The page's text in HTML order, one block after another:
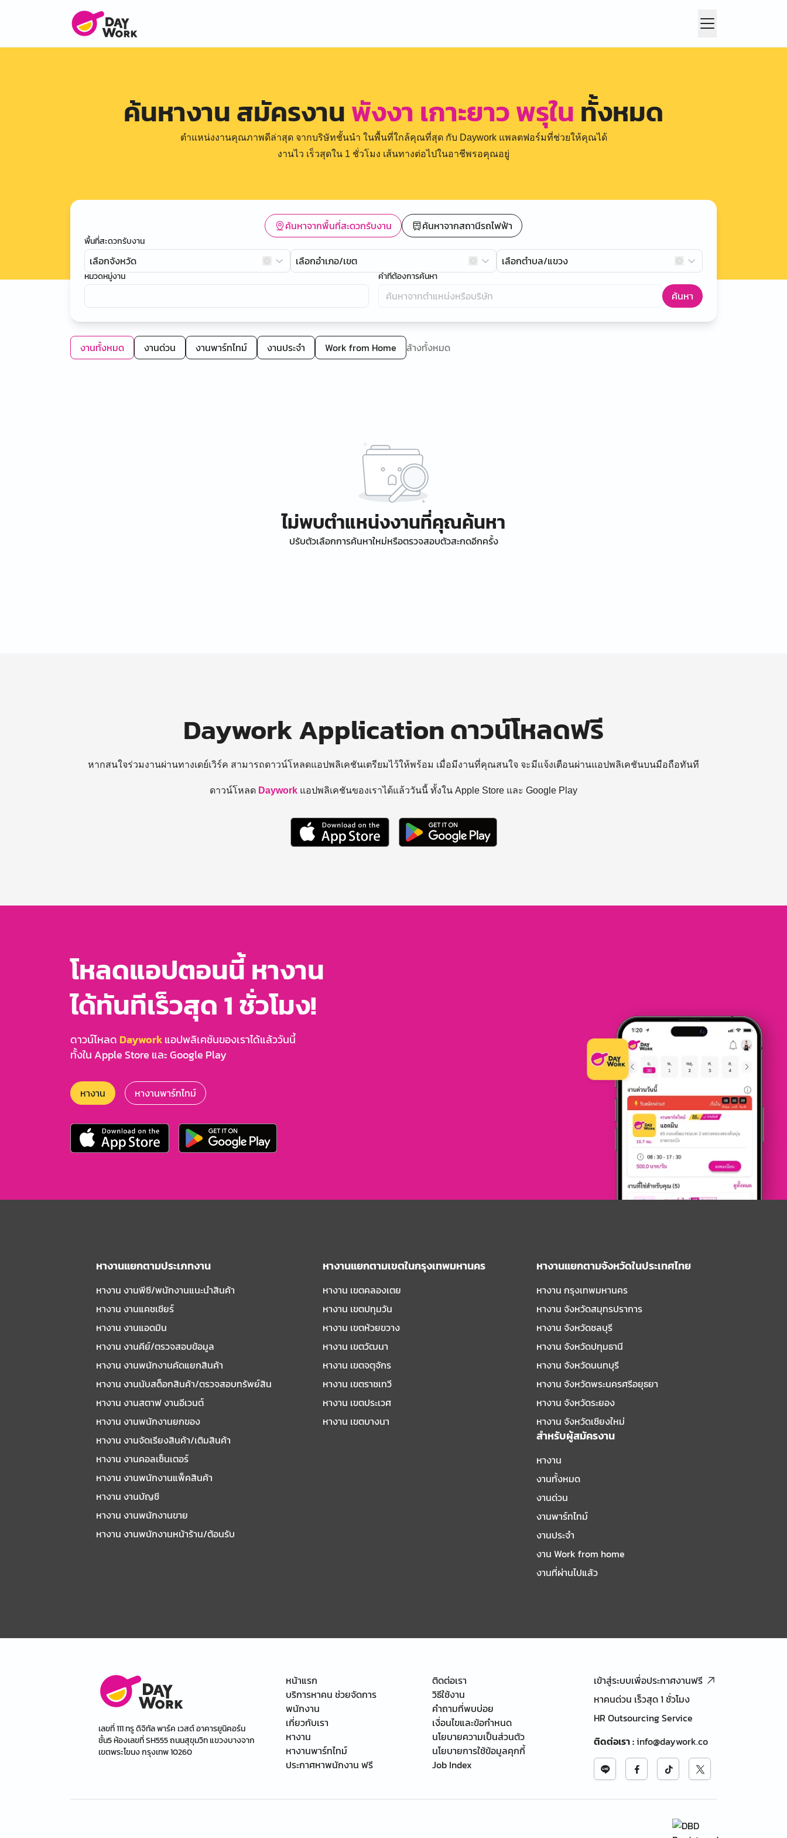
ค้นหางาน สมัครงานพังงา เกาะยาว พรุใน ทั้งหมด
ตำแหน่งงานคุณภาพดีล่าสุด จากบริษัทชั้นนำ ในพื้นที่ใกล้คุณที่สุด กับ Daywork แพลตฟอร์มที่ช่วยให้คุณได้
งานไว เร็วสุดใน 1 ชั่วโมง เส้นทางต่อไปในอาชีพรอคุณอยู่
ค้นหาจากพื้นที่สะดวกรับงาน ค้นหาจากสถานีรถไฟฟ้า
พื้นที่สะดวกรับงาน
เลือกจังหวัด เลือกอำเภอ/เขต เลือกตำบล/แขวง
หมวดหมู่งาน คำที่ต้องการค้นหา
ค้นหา
งานทั้งหมด งานด่วน งานพาร์ทไทม์ งานประจำ Work from Home ล้างทั้งหมด
ไม่พบตำแหน่งงานที่คุณค้นหา
ปรับตัวเลือกการค้นหาใหม่หรือตรวจสอบตัวสะกดอีกครั้ง
Daywork Application ดาวน์โหลดฟรี
หากสนใจร่วมงานผ่านทางเดย์เวิร์ค สามารถดาวน์โหลดแอปพลิเคชันเตรียมไว้ให้พร้อม เมื่อมีงานที่คุณสนใจ จะมีแจ้งเตือนผ่านแอปพลิเคชันบนมือถือทันที
ดาวน์โหลด Daywork แอปพลิเคชันของเราได้แล้ววันนี้ ทั้งใน Apple Store และ Google Play
โหลดแอปตอนนี้ หางาน
ได้ทันทีเร็วสุด 1 ชั่วโมง!
ดาวน์โหลด Dayworkแอปพลิเคชันของเราได้แล้ววันนี้
ทั้งใน Apple Store และ Google Play
หางาน หางานพาร์ทไทม์
หางานแยกตามประเภทงาน
หางาน งานพีซี/พนักงานแนะนําสินค้า
หางาน งานแคชเชียร์
หางาน งานแอดมิน
หางาน งานคีย์/ตรวจสอบข้อมูล
หางาน งานพนักงานคัดแยกสินค้า
หางาน งานนับสต็อกสินค้า/ตรวจสอบทรัพย์สิน
หางาน งานสตาฟ งานอีเวนต์
หางาน งานพนักงานยกของ
หางาน งานจัดเรียงสินค้า/เติมสินค้า
หางาน งานคอลเซ็นเตอร์
หางาน งานพนักงานแพ็คสินค้า
หางาน งานบัญชี
หางาน งานพนักงานขาย
หางาน งานพนักงานหน้าร้าน/ต้อนรับ
หางานแยกตามเขตในกรุงเทพมหานคร
หางาน เขตคลองเตย
หางาน เขตปทุมวัน
หางาน เขตห้วยขวาง
หางาน เขตวัฒนา
หางาน เขตจตุจักร
หางาน เขตราชเทวี
หางาน เขตประเวศ
หางาน เขตบางนา
หางานแยกตามจังหวัดในประเทศไทย
หางาน กรุงเทพมหานคร
หางาน จังหวัดสมุทรปราการ
หางาน จังหวัดชลบุรี
หางาน จังหวัดปทุมธานี
หางาน จังหวัดนนทบุรี
หางาน จังหวัดพระนครศรีอยุธยา
หางาน จังหวัดระยอง
หางาน จังหวัดเชียงใหม่
สำหรับผู้สมัครงาน
หางาน
งานทั้งหมด
งานด่วน
งานพาร์ทไทม์
งานประจำ
งาน Work from home
งานที่ผ่านไปแล้ว
เลขที่ 111 ทรู ดิจิทัล พาร์ค เวสต์ อาคารยูนิคอร์น
ชั้น5 ห้องเลขที่ SH555 ถนนสุขุมวิท แขวงบางจาก
เขตพระโขนง กรุงเทพ 10260
หน้าแรก
บริการหาคน ช่วยจัดการ
พนักงาน
เกี่ยวกับเรา
หางาน
หางานพาร์ทไทม์
ประกาศหาพนักงาน ฟรี
ติดต่อเรา
วิธีใช้งาน
คำถามที่พบบ่อย
เงื่อนไขและข้อกำหนด
นโยบายความเป็นส่วนตัว
นโยบายการใช้ข้อมูลคุกกี้
Job Index
เข้าสู่ระบบเพื่อประกาศงานฟรี
หาคนด่วน เร็วสุด 1 ชั่วโมง
HR Outsourcing Service
ติดต่อเรา:info@daywork.co